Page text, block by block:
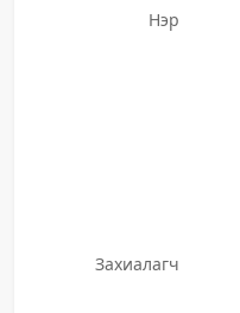
Нэр
Захиалагч